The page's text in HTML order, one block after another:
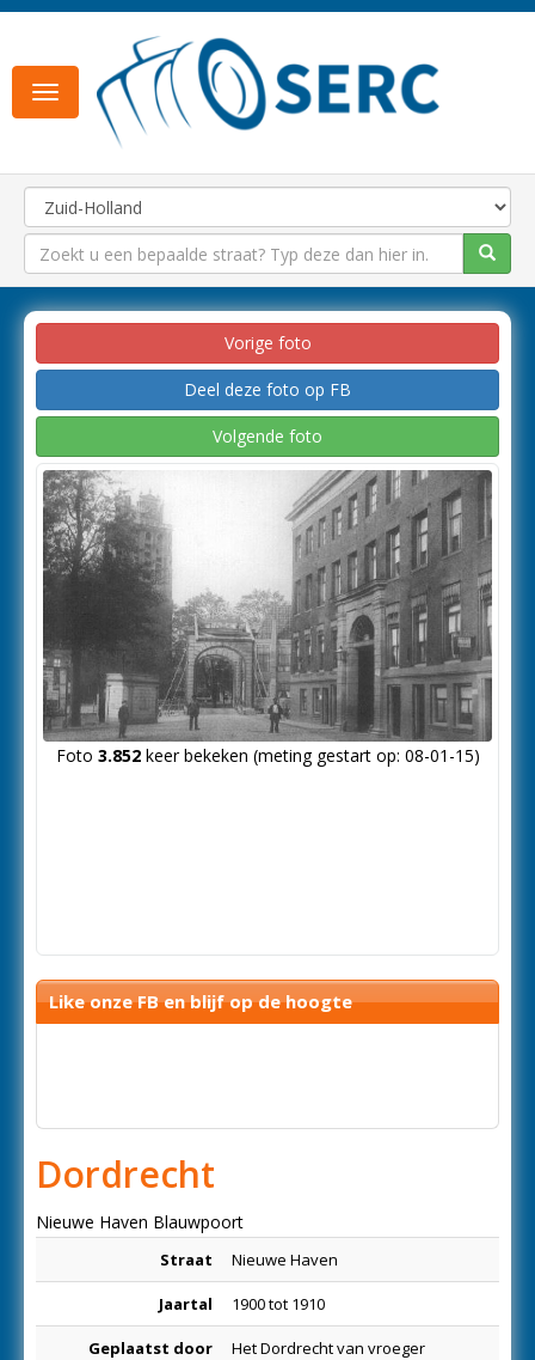
Toggle
navigation
Vorige foto
Deel deze foto op FB
Volgende foto
Foto 3.852keer bekeken (meting gestart op: 08-01-15)
Like onze FB en blijf op de hoogte
Dordrecht
Nieuwe Haven Blauwpoort
Straat Nieuwe Haven
Jaartal 1900 tot 1910
Geplaatst door Het Dordrecht van vroeger